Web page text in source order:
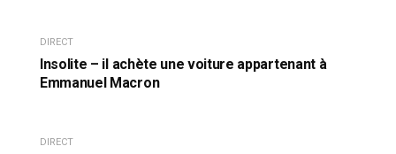
DIRECT
Insolite – il achète une voiture appartenant à
Emmanuel Macron
DIRECT